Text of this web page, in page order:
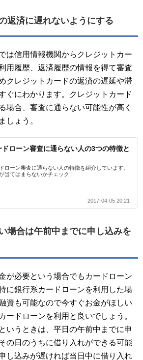
返済に遅れないようにする
は信用情報機関からクレジットカー
用履歴、返済履歴の情報を得て審査
クレジットカードの返済の遅延や滞
ぐにわかります。クレジットカード
場合、審査に通らない可能性が高く
しょう。
ドローン審査に通らない人の3つの特徴と
ローン審査に通らない人の特徴を紹介しています。
当てはまらないかチェック！
2017-04-05 20:21
場合は午前中までに申し込みを
が必要という場合でもカードローン
に銀行系カードローンを利用した場
資も可能なので今すぐお金がほしい
ードローンを利用と良いでしょう。
いうときは、平日の午前中までに申
の日のうちに借り入れができる可能
し込みが遅ければ当日中に借り入れ